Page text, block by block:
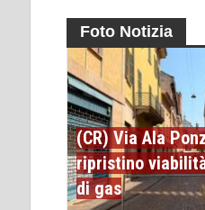
Foto Notizia
(CR) Via Ala
ripristino
di gas